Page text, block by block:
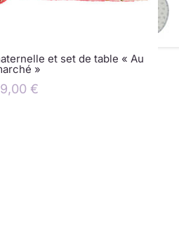
et set de table « Au
»
€